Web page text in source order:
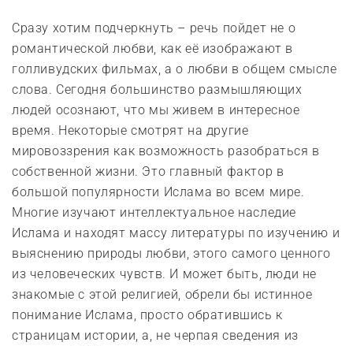
Сразу хотим подчеркнуть – речь пойдет не о
романтической любви, как её изображают в
голливудских фильмах, а о любви в общем смысле
слова. Сегодня большинство размышляющих
людей осознают, что мы живем в интересное
время. Некоторые смотрят на другие
мировоззрения как возможность разобраться в
собственной жизни. Это главный фактор в
большой популярности Ислама во всем мире.
Многие изучают интеллектуальное наследие
Ислама и находят массу литературы по изучению и
выяснению природы любви, этого самого ценного
из человеческих чувств. И может быть, люди не
знакомые с этой религией, обрели бы истинное
понимание Ислама, просто обратившись к
страницам истории, а, не черпая сведения из